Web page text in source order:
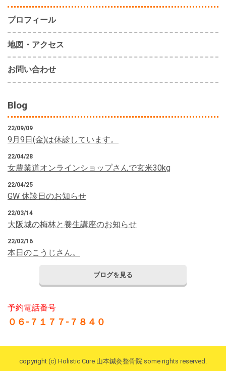
2017.01.18
寒い日が続きますが、皆様お身体を冷やさないように、ま
た、 身体を丸めて縮こまらないように、正しい姿勢でお過
ごし下さい。
う 宜しくお願いいたします。
2015.06.29
早朝の冷えにご用心！！ココ数日ふくらはぎのツリ（痙
攣）によって起こる下腿部負傷の患者様が増えておりま
す。早朝のこむらがえりは冷えの原因で起こる場合が多い
を着てお休み下さい。
2015.06.13
御予約受付電話番号は ０６－７１７７－７８４０です。 お
2015.05.19
毎週木曜日は休診日となっておりますのでお間違えの無い
ように宜しくお願い致します。水曜日、土曜日は午後も診
プロフィール
地図・アクセス
お問い合わせ
Blog
22/09/09
9月9日(金)は休診しています。
22/04/28
女農業道オンラインショップさんで玄米30kg
22/04/25
GW 休診日のお知らせ
22/03/14
大阪城の梅林と養生講座のお知らせ
22/02/16
本日のこうじさん。
ブログを見る
予約電話番号
０６-７１７７-７８４０
copyright (c) Holistic Cure 山本鍼灸整骨院 some rights reserved.